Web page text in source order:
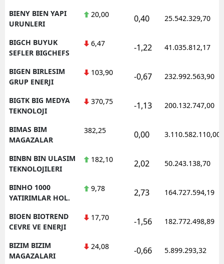
BIENY BIEN YAPI
URUNLERI
20,00 0,40 25.542.329,70
BIGCH BUYUK
SEFLER BIGCHEFS
6,47 -1,22 41.035.812,17
BIGEN BIRLESIM
GRUP ENERJI
103,90 -0,67 232.992.563,90
BIGTK BIG MEDYA
TEKNOLOJI
370,75 -1,13 200.132.747,00
BIMAS BIM
MAGAZALAR
382,25 0,00 3.110.582.110,00
BINBN BIN ULASIM
TEKNOLOJILERI
182,10 2,02 50.243.138,70
BINHO 1000
YATIRIMLAR HOL.
9,78 2,73 164.727.594,19
BIOEN BIOTREND
CEVRE VE ENERJI
17,70 -1,56 182.772.498,89
BIZIM BIZIM
MAGAZALARI
24,08 -0,66 5.899.293,32